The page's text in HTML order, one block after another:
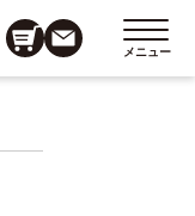
メニュー